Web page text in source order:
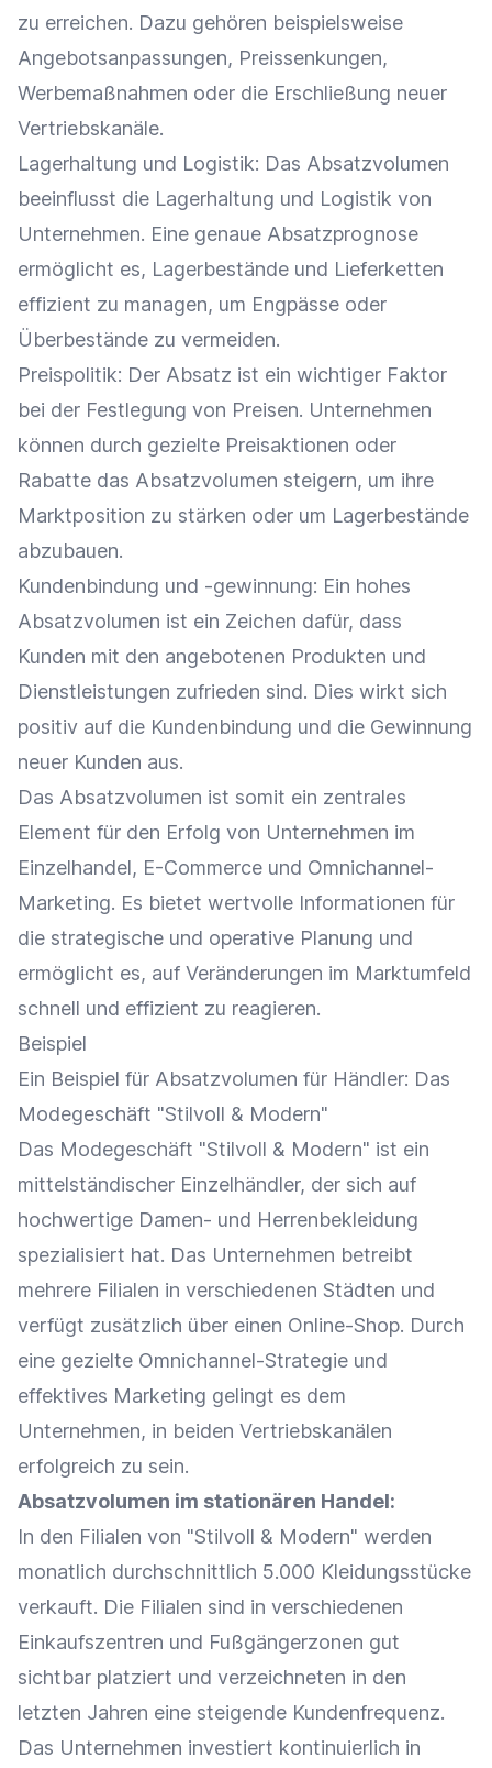
zu erreichen. Dazu gehören beispielsweise
Angebotsanpassungen, Preissenkungen,
Werbemaßnahmen oder die Erschließung neuer
Vertriebskanäle.
Lagerhaltung und Logistik: Das Absatzvolumen
beeinflusst die Lagerhaltung und Logistik von
Unternehmen. Eine genaue Absatzprognose
ermöglicht es, Lagerbestände und Lieferketten
effizient zu managen, um Engpässe oder
Überbestände zu vermeiden.
Preispolitik: Der Absatz ist ein wichtiger Faktor
bei der Festlegung von Preisen. Unternehmen
können durch gezielte Preisaktionen oder
Rabatte das Absatzvolumen steigern, um ihre
Marktposition zu stärken oder um Lagerbestände
abzubauen.
Kundenbindung und -gewinnung: Ein hohes
Absatzvolumen ist ein Zeichen dafür, dass
Kunden mit den angebotenen Produkten und
Dienstleistungen zufrieden sind. Dies wirkt sich
positiv auf die Kundenbindung und die Gewinnung
neuer Kunden aus.
Das Absatzvolumen ist somit ein zentrales
Element für den Erfolg von Unternehmen im
Einzelhandel, E-Commerce und Omnichannel-
Marketing. Es bietet wertvolle Informationen für
die strategische und operative Planung und
ermöglicht es, auf Veränderungen im Marktumfeld
schnell und effizient zu reagieren.
Beispiel
Ein Beispiel für Absatzvolumen für Händler: Das
Modegeschäft "Stilvoll & Modern"
Das Modegeschäft "Stilvoll & Modern" ist ein
mittelständischer Einzelhändler, der sich auf
hochwertige Damen- und Herrenbekleidung
spezialisiert hat. Das Unternehmen betreibt
mehrere Filialen in verschiedenen Städten und
verfügt zusätzlich über einen Online-Shop. Durch
eine gezielte Omnichannel-Strategie und
effektives Marketing gelingt es dem
Unternehmen, in beiden Vertriebskanälen
erfolgreich zu sein.
Absatzvolumen im stationären Handel:
In den Filialen von "Stilvoll & Modern" werden
monatlich durchschnittlich 5.000 Kleidungsstücke
verkauft. Die Filialen sind in verschiedenen
Einkaufszentren und Fußgängerzonen gut
sichtbar platziert und verzeichneten in den
letzten Jahren eine steigende Kundenfrequenz.
Das Unternehmen investiert kontinuierlich in